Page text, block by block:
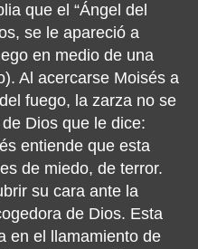
que el “Ángel del
se le apareció a
en medio de una
Al acercarse Moisés a
fuego, la zarza no se
Dios que le dice:
entiende que esta
de miedo, de terror.
su cara ante la
de Dios. Esta
en el llamamiento de